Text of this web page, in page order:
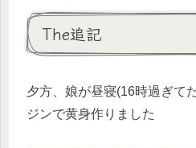
The追記
夕方、娘が昼寝(16時過ぎて
ジンで黄身作りました